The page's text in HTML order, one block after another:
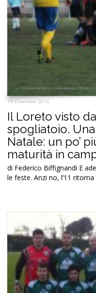
19 Dicembre 2014
Il Loreto visto
spogliatoio.
Natale: un po’
maturità in
di Federico Biffignandi E
le feste. Anzi no, l’11